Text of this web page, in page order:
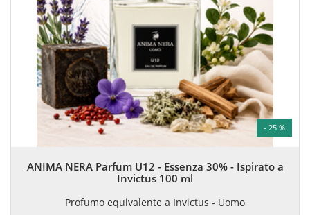
- 25 %
ANIMA NERA Parfum U12 - Essenza 30% - Ispirato a
Invictus 100 ml
Profumo equivalente a Invictus - Uomo